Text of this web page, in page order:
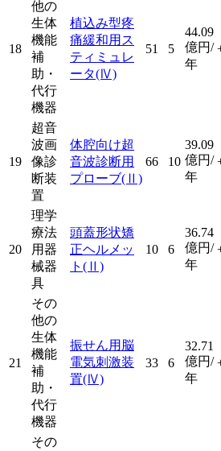
18
他の
生体
機能
補
助・
代行
機器
植込み型疼
痛緩和用ス
ティミュレ
ータ(Ⅳ)
51 5
44.09
億円/
年
19
超音
波画
像診
断装
置
体腔向け超
音波診断用
プローブ(Ⅱ)
66 10
39.09
億円/
年
20
理学
療法
用器
械器
具
頭蓋形状矯
正ヘルメッ
ト (Ⅱ)
10 6
36.74
億円/
年
21
その
他の
生体
機能
補
助・
代行
機器
振せん用脳
電気刺激装
置(Ⅳ)
33 6
32.71
億円/
年
その